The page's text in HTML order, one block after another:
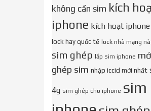
không cần sim kích
iphone kích hoạt
lock hay quốc tế lock nhà mạng
sim ghép lắp sim iphone
ghép sim nhập iccid mới nhất
4g sim ghép cho iphone sim